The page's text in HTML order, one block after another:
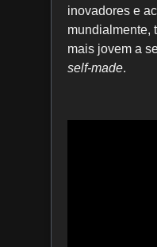
inovadores e
mundialmente,
mais jovem a
self-made.